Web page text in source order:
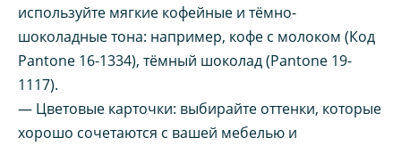
используйте мягкие кофейные и тёмно-
шоколадные тона: например, кофе с молоком (Код
Pantone 16-1334), тёмный шоколад (Pantone 19-
1117).
— Цветовые карточки: выбирайте оттенки, которые
хорошо сочетаются с вашей мебелью и